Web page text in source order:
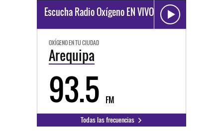
Escucha Radio Oxígeno EN VIVO
OXÍGENO EN TU CIUDAD
Arequipa
93.5 FM
Todas las frecuencias